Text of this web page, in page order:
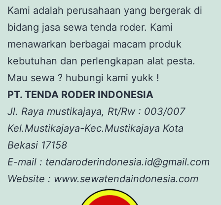
Kami adalah perusahaan yang bergerak di
bidang jasa sewa tenda roder. Kami
menawarkan berbagai macam produk
kebutuhan dan perlengkapan alat pesta.
Mau sewa ? hubungi kami yukk !
PT. TENDA RODER INDONESIA
Jl. Raya mustikajaya, Rt/Rw : 003/007
Kel.Mustikajaya-Kec.Mustikajaya Kota
Bekasi 17158
E-mail : tendaroderindonesia.id@gmail.com
Website : www.sewatendaindonesia.com